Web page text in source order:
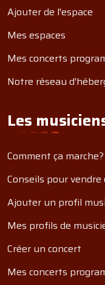
Ajouter de l'espace
Mes espaces
Mes concerts
Notre réseau
Les
Comment ça marche?
Conseils pour
Ajouter un profil
Mes profils de
Créer un concert
Mes concerts